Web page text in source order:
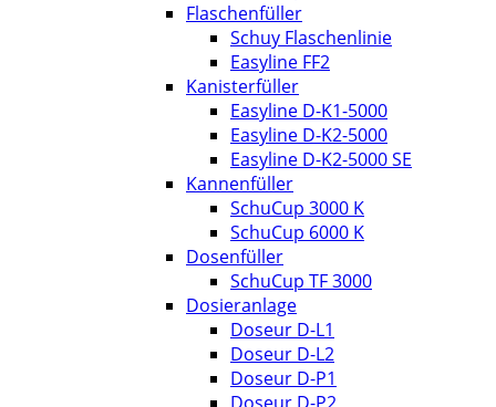
Flaschenfüller
Schuy Flaschenlinie
Easyline FF2
Kanisterfüller
Easyline D-K1-5000
Easyline D-K2-5000
Easyline D-K2-5000 SE
Kannenfüller
SchuCup 3000 K
SchuCup 6000 K
Dosenfüller
SchuCup TF 3000
Dosieranlage
Doseur D-L1
Doseur D-L2
Doseur D-P1